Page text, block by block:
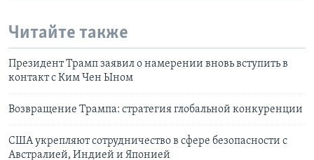
Читайте также
Президент Трамп заявил о намерении вновь вступить в
контакт с Ким Чен Ыном
Возвращение Трампа: стратегия глобальной конкуренции
США укрепляют сотрудничество в сфере безопасности с
Австралией, Индией и Японией